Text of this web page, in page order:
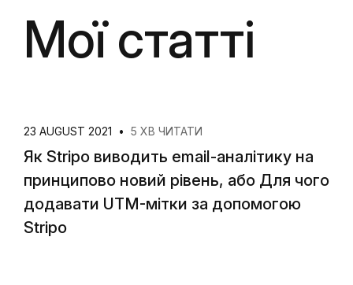
Мої статті
23 AUGUST 2021 • 5 ХВ ЧИТАТИ
Як Stripo виводить email-аналітику на
принципово новий рівень, або Для чого
додавати UTM-мітки за допомогою
Stripo